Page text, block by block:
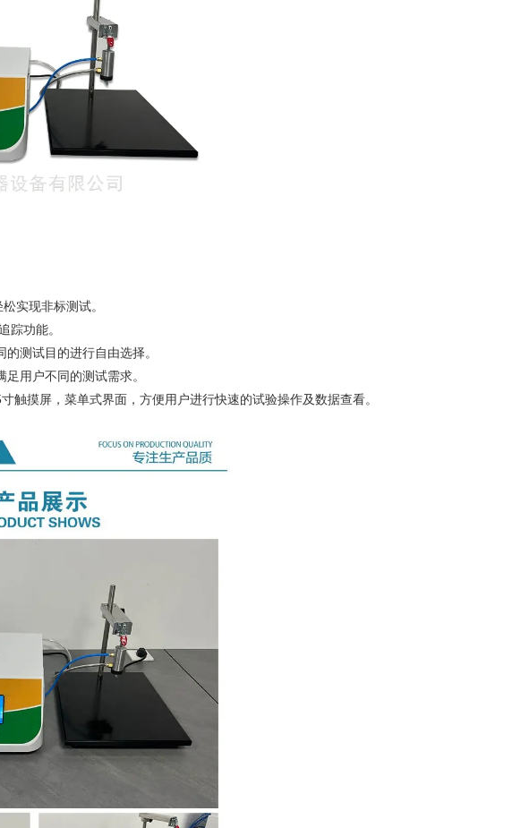
实现非标测试。
踪功能。
测试目的进行自由选择。
用户不同的测试需求。
触摸屏，菜单式界面，方便用户进行快速的试验操作及数据查看。